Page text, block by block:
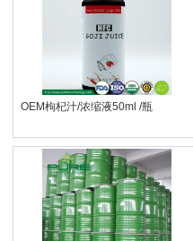
OEM枸杞汁/浓缩液50ml /瓶